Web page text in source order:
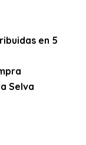
en 5
Selva